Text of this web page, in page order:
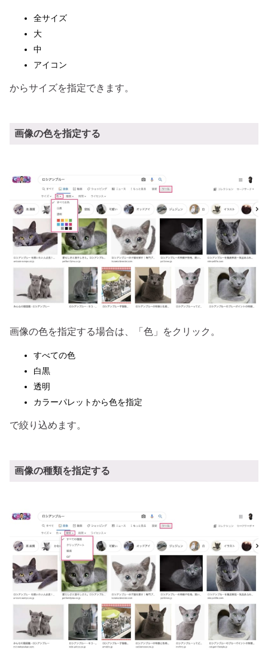
全サイズ
大
中
アイコン
からサイズを指定できます。
画像の色を指定する
画像の色を指定する場合は、「色」をクリック。
すべての色
白黒
透明
カラーパレットから色を指定
で絞り込めます。
画像の種類を指定する